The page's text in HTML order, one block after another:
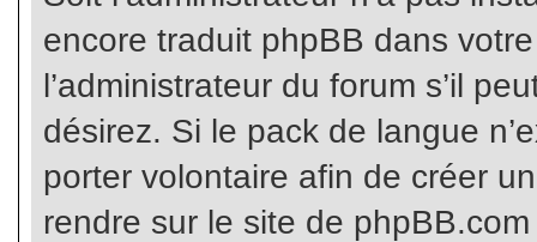
encore traduit phpBB dans
l’administrateur du forum s’il
désirez. Si le pack de langue
porter volontaire afin de créer
rendre sur le site de